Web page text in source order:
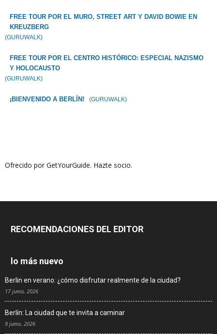
FREE TOUR POR EL MURO, STREET ART Y DAVID BOWIE EN
KREUZBERG
(GURUWALK)
FREE TOUR POR EL CENTRO HISTÓRICO: ESPECIAL NAZISMO
Y HOLOCAUSTO
(GURUWALK)
¡BIENVENIDO A BERLÍN! (GURUWALK)
Ofrecido por GetYourGuide. Hazte socio.
RECOMENDACIONES DEL EDITOR
lo más nuevo
Berlin en verano: ¿cómo disfrutar realmente de la ciudad?
17 junio, 2026
Berlín: La ciudad que te invita a caminar
9 junio, 2026